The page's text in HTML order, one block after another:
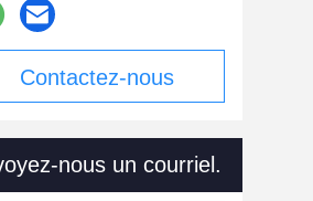
Contactez-nous
nous un courriel.